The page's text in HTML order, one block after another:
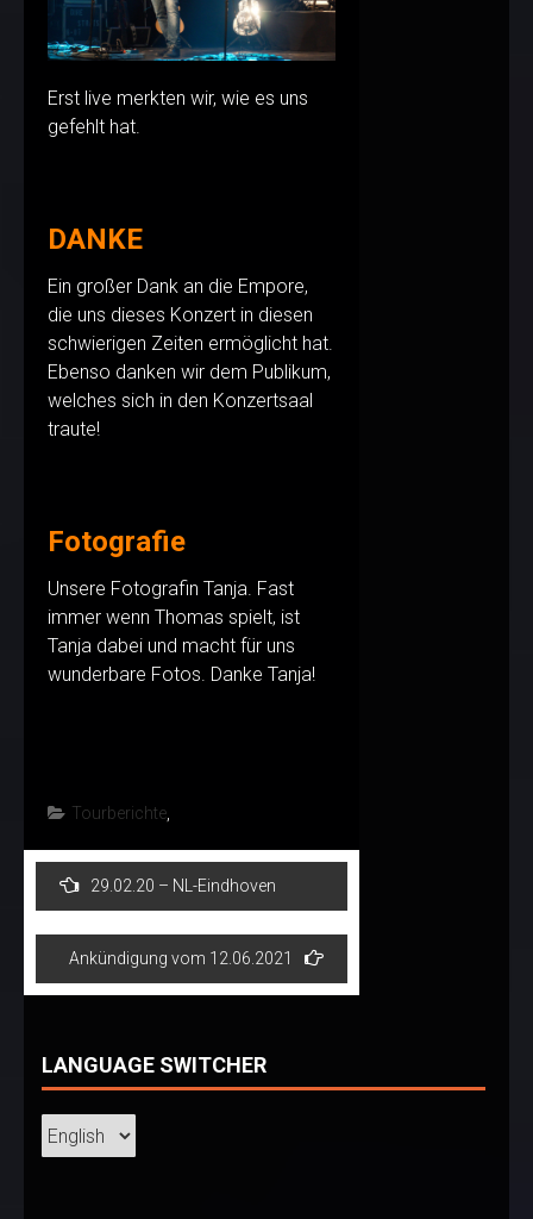
Erst live merkten wir, wie es uns
gefehlt hat.
DANKE
Ein großer Dank an die Empore,
die uns dieses Konzert in diesen
schwierigen Zeiten ermöglicht hat.
Ebenso danken wir dem Publikum,
welches sich in den Konzertsaal
traute!
Fotografie
Unsere Fotografin Tanja. Fast
immer wenn Thomas spielt, ist
Tanja dabei und macht für uns
wunderbare Fotos. Danke Tanja!
Tourberichte,
Post
navigation
29.02.20 – NL-Eindhoven
Ankündigung vom 12.06.2021
LANGUAGE SWITCHER